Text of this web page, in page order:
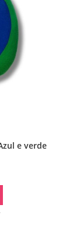
e verde